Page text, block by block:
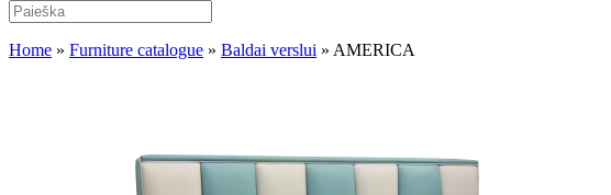
Home » Furniture catalogue » Baldai verslui » AMERICA